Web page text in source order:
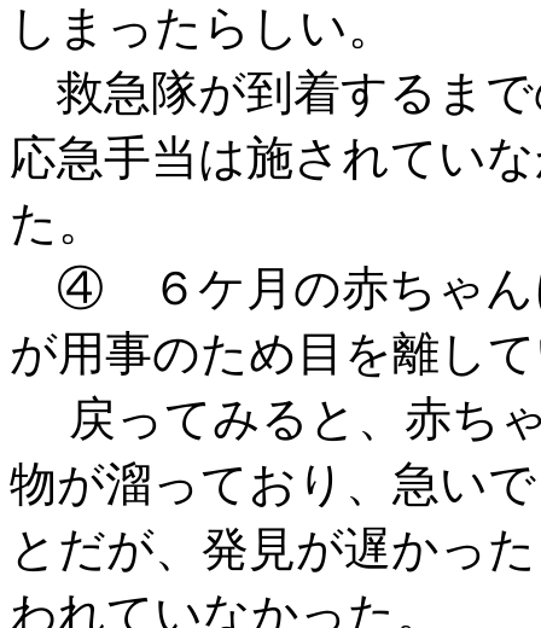
しまったらしい。
救急隊が到着するま
応急手当は施されてい
た。
④ ６ケ月の赤ちゃん
が用事のため目を離し
戻ってみると、赤ち
物が溜っており、急い
とだが、発見が遅かっ
われていなかった。